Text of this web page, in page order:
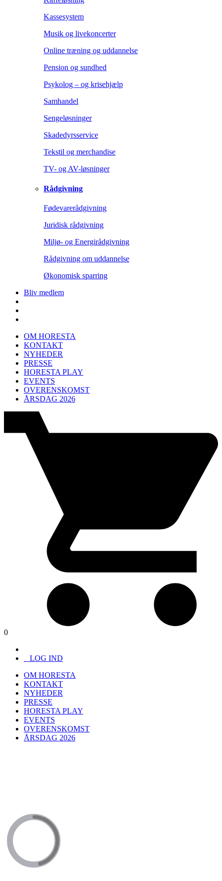
Kassesystem
Musik og livekoncerter
Online træning og uddannelse
Pension og sundhed
Psykolog – og krisehjælp
Samhandel
Sengeløsninger
Skadedyrsservice
Tekstil og merchandise
TV- og AV-løsninger
Rådgivning
Fødevarerådgivning
Juridisk rådgivning
Miljø- og Energirådgivning
Rådgivning om uddannelse
Økonomisk sparring
Bliv medlem
OM HORESTA
KONTAKT
NYHEDER
PRESSE
HORESTA PLAY
EVENTS
OVERENSKOMST
ÅRSDAG 2026
0
LOG IND
OM HORESTA
KONTAKT
NYHEDER
PRESSE
HORESTA PLAY
EVENTS
OVERENSKOMST
ÅRSDAG 2026